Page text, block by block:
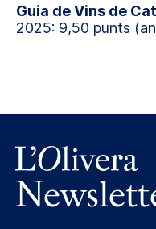
Guia de Vins de
2025: 9,50 punts